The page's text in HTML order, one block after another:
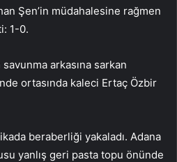
Şen’in müdahalesine rağmen
1-0.
arkasına sarkan
ortasında kaleci Ertaç Özbir
beraberliği yakaladı. Adana
yanlış geri pasta topu önünde